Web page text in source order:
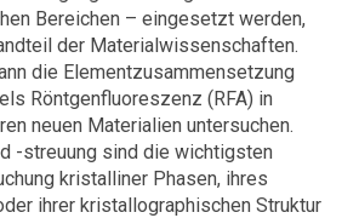
Bereichen – eingesetzt werden,
der Materialwissenschaften.
die Elementzusammensetzung
Röntgenfluoreszenz (RFA) in
neuen Materialien untersuchen.
-streuung sind die wichtigsten
kristalliner Phasen, ihres
ihrer kristallographischen Struktur